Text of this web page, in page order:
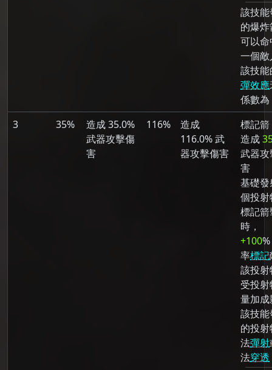
該技
的爆
可以
一個敵
該技能
彈效應
係數為
3
35%
造成 35.0%
武器攻擊傷
害
116%
造成
116.0% 武
器攻擊傷害
標記箭
造成
武器
害
基礎發
個投射
標記
時，
+100
率標記
該投
受投
量加
該技
的投
法彈射
法穿透